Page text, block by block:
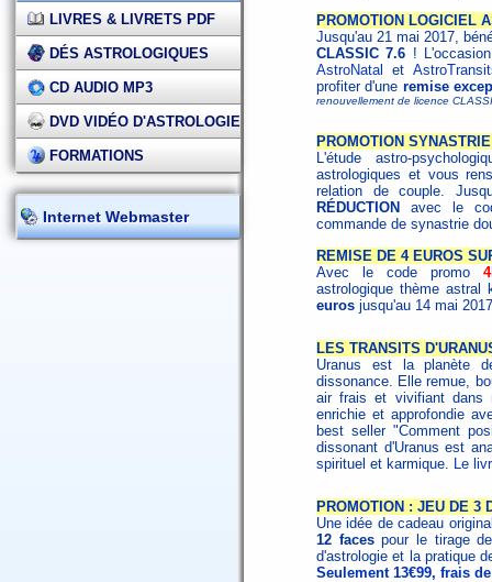
LIVRES & LIVRETS PDF
DÉS ASTROLOGIQUES
CD AUDIO MP3
DVD VIDÉO D'ASTROLOGIE
FORMATIONS
Internet Webmaster
PROMOTION LOGICIEL
Jusqu'au 21 mai 2017,
CLASSIC 7.6 !
AstroNatal
et
profiter d'une remise
renouvellement de licence
PROMOTION
L'étude astro-
astrologiques et vous
relation de couple.
RÉDUCTION
avec le
commande de synastrie
REMISE DE 4 EUROS
Avec le code promo
astrologique thème
euros jusqu'au 14 mai
LES TRANSITS
Uranus est la planète
dissonance. Elle remue,
air frais et vivifiant
enrichie et approfondie
best seller "Comment
dissonant d'Uranus est
spirituel et karmique. Le
PROMOTION : JEU DE 3
Une idée de cadeau
12 facespour le tirage
d'astrologie et la pratique
Seulement 13€99, frais